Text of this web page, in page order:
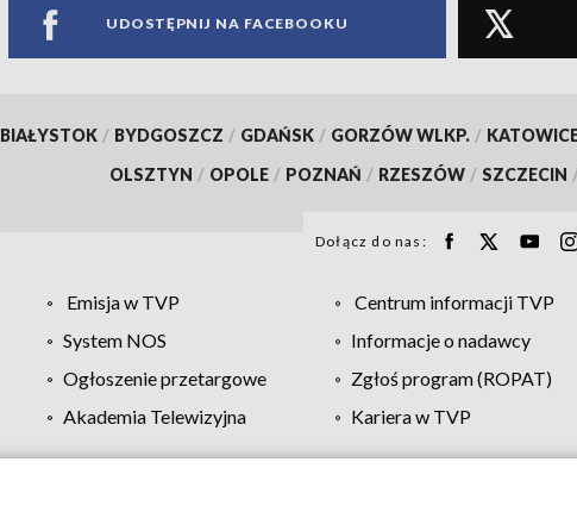
UDOSTĘPNIJ NA FACEBOOKU
BIAŁYSTOK / BYDGOSZCZ / GDAŃSK / GORZÓW WLKP. /
OLSZTYN / OPOLE / POZNAŃ / RZESZÓW / SZCZECIN
Dołącz do nas:
Emisja w TVP Centrum informacji TVP
System NOS Informacje o nadawcy
Ogłoszenie przetargowe Zgłoś program (ROPAT)
Akademia Telewizyjna Kariera w TVP